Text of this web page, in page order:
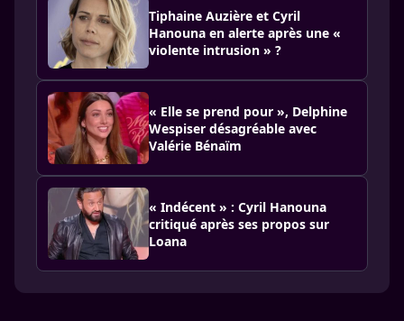
Tiphaine Auzière et Cyril
Hanouna en alerte après une «
violente intrusion » ?
« Elle se prend pour », Delphine
Wespiser désagréable avec
Valérie Bénaïm
« Indécent » : Cyril Hanouna
critiqué après ses propos sur
Loana